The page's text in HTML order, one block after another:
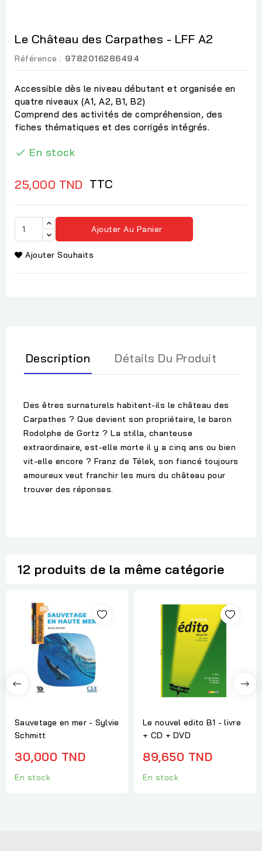
Le Château des Carpathes - LFF A2
Référence : 9782016286494
Accessible dès le niveau débutant et organisée en
quatre niveaux (A1, A2, B1, B2)
Comprend des activités de compréhension, des
fiches thématiques et des corrigés intégrés.
 En stock
25,000 TND TTC
Ajouter Au Panier
Ajouter Souhaits
Description Détails Du Produit
Des êtres surnaturels habitent-ils le château des
Carpathes ? Que devient son propriétaire, le baron
Rodolphe de Gortz ? La stilla, chanteuse
extraordinaire, est-elle morte il y a cinq ans ou bien
vit-elle encore ? Franz de Télek, son fiancé toujours
amoureux veut franchir les murs du château pour
trouver des réponses.
12 produits de la même catégorie
Sauvetage en mer - Sylvie
Schmitt
30,000 TND
En stock
Le nouvel edito B1 - livre
+ CD + DVD
89,650 TND
En stock